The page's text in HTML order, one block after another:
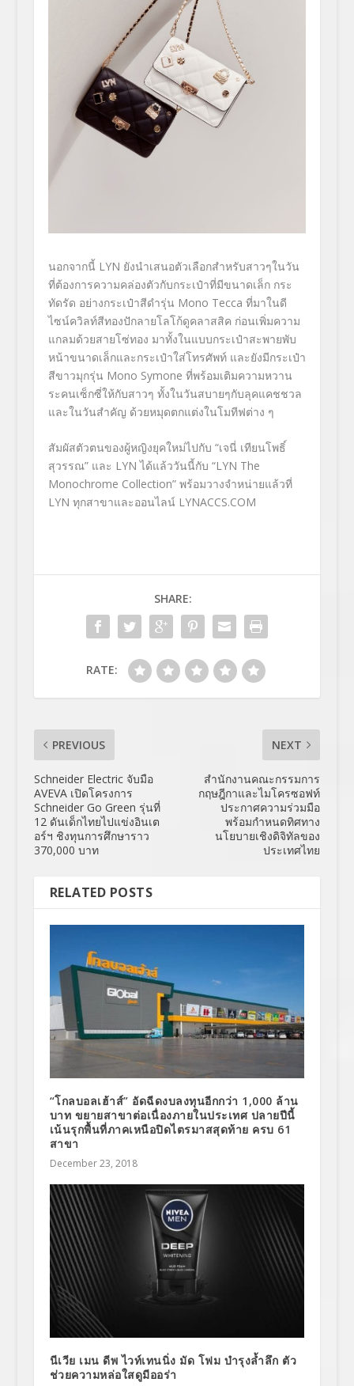
นอกจากนี้ LYN ยังนำเสนอตัวเลือกสำหรับสาวๆในวัน
ที่ต้องการความคล่องตัวกับกระเป๋าที่มีขนาดเล็ก กระ
ทัดรัด อย่างกระเป๋าสีดำรุ่น Mono Tecca ที่มาในดี
ไซน์ควิลท์สีทองปักลายโลโก้ดูคลาสสิค ก่อนเพิ่มความ
แกลมด้วยสายโซ่ทอง มาทั้งในแบบกระเป๋าสะพายพับ
หน้าขนาดเล็กและกระเป๋าใส่โทรศัพท์ และยังมีกระเป๋า
สีขาวมุกรุ่น Mono Symone ที่พร้อมเติมความหวาน
ระคนเซ็กซี่ให้กับสาวๆ ทั้งในวันสบายๆกับลุคแคชชวล
และในวันสำคัญ ด้วยหมุดตกแต่งในโมทีฟต่าง ๆ
สัมผัสตัวตนของผู้หญิงยุคใหม่ไปกับ “เจนี่ เทียนโพธิ์
สุวรรณ” และ LYN ได้แล้ววันนี้กับ “LYN The
Monochrome Collection” พร้อมวางจำหน่ายแล้วที่
LYN ทุกสาขาและออนไลน์ LYNACCS.COM
SHARE:
RATE:
PREVIOUS
Schneider Electric จับมือ
AVEVA เปิดโครงการ
Schneider Go Green รุ่นที่
12 ดันเด็กไทยไปแข่งอินเต
อร์ฯ ชิงทุนการศึกษาราว
370,000 บาท
NEXT
สำนักงานคณะกรรมการ
กฤษฎีกาและไมโครซอฟท์
ประกาศความร่วมมือ
พร้อมกำหนดทิศทาง
นโยบายเชิงดิจิทัลของ
ประเทศไทย
RELATED POSTS
“โกลบอลเฮ้าส์” อัดฉีดงบลงทุนอีกกว่า 1,000 ล้าน
บาท ขยายสาขาต่อเนื่องภายในประเทศ ปลายปีนี้
เน้นรุกพื้นที่ภาคเหนือปิดไตรมาสสุดท้าย ครบ 61
สาขา
December 23, 2018
นีเวีย เมน ดีพ ไวท์เทนนิ่ง มัด โฟม บำรุงล้ำลึก ตัว
ช่วยความหล่อใสดูมีออร่า